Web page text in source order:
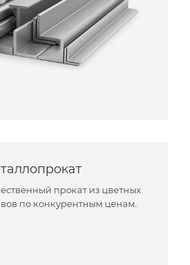
прокат из цветных
по конкурентным ценам.